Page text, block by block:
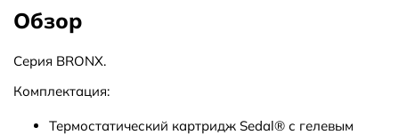
Обзор
Серия BRONX.
Комплектация:
Термостатический картридж Sedal® с гелевым